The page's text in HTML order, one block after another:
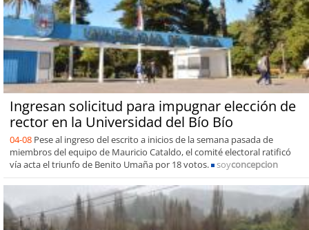
Ingresan solicitud para impugnar elección de
rector en la Universidad del Bío Bío
04-08 Pese al ingreso del escrito a inicios de la semana pasada de
miembros del equipo de Mauricio Cataldo, el comité electoral ratificó
vía acta el triunfo de Benito Umaña por 18 votos.
soyconcepcion